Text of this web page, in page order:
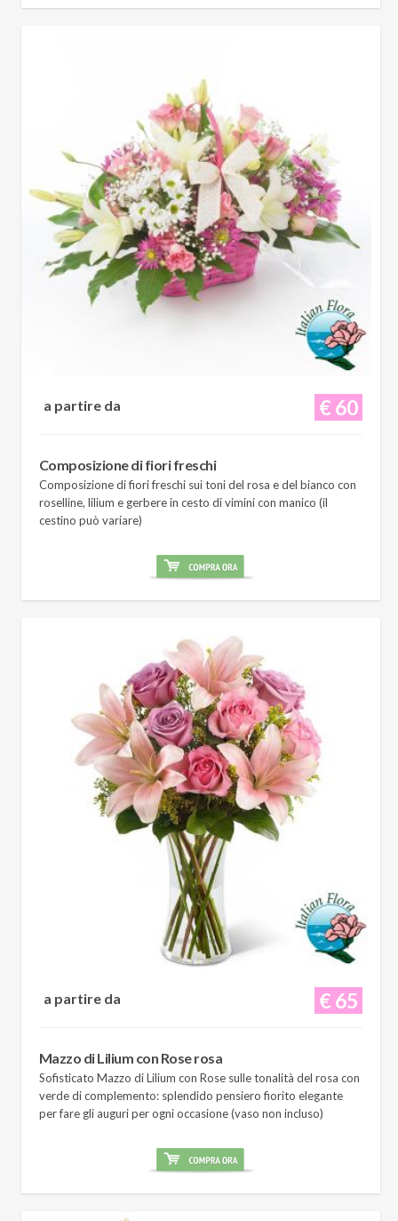
€ 60
a partire da
Composizione di fiori freschi
Composizione di fiori freschi sui toni del rosa e del bianco con
roselline, lilium e gerbere in cesto di vimini con manico (il
cestino può variare)
€ 65
a partire da
Mazzo di Lilium con Rose rosa
Sofisticato Mazzo di Lilium con Rose sulle tonalità del rosa con
verde di complemento: splendido pensiero fiorito elegante
per fare gli auguri per ogni occasione (vaso non incluso)